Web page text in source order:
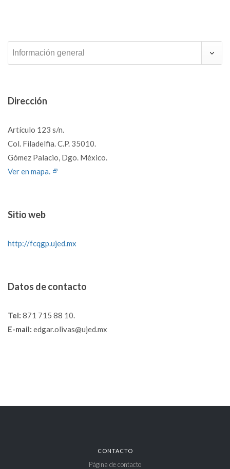
Información general
Dirección
Artículo 123 s/n.
Col. Filadelfia. C.P. 35010.
Gómez Palacio, Dgo. México.
Ver en mapa.
Sitio web
http://fcqgp.ujed.mx
Datos de contacto
Tel: 871 715 88 10.
E-mail: edgar.olivas@ujed.mx
CONTACTO
Página de contacto